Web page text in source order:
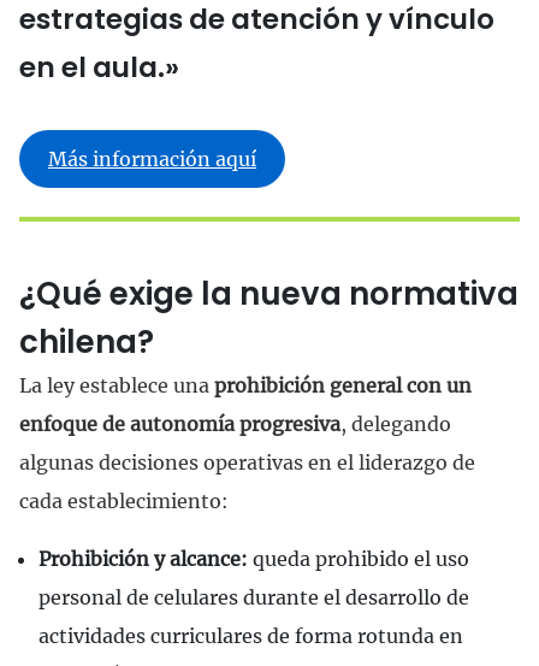
estrategias de atención y vínculo
en el aula.»
Más información aquí
¿Qué exige la nueva normativa
chilena?
La ley establece una prohibición general con un
enfoque de autonomía progresiva, delegando
algunas decisiones operativas en el liderazgo de
cada establecimiento:
Prohibición y alcance: queda prohibido el uso
personal de celulares durante el desarrollo de
actividades curriculares de forma rotunda en